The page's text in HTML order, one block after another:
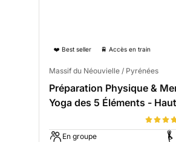
❤️ Best seller 🚆 Accès en train
Massif du Néouvielle / Pyrénées
Préparation Physique &
Yoga des 5 Éléments -
En groupe